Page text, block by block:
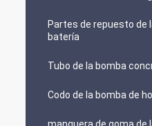
Partes de repuesto de
batería
Tubo de la bomba
Codo de la bomba de